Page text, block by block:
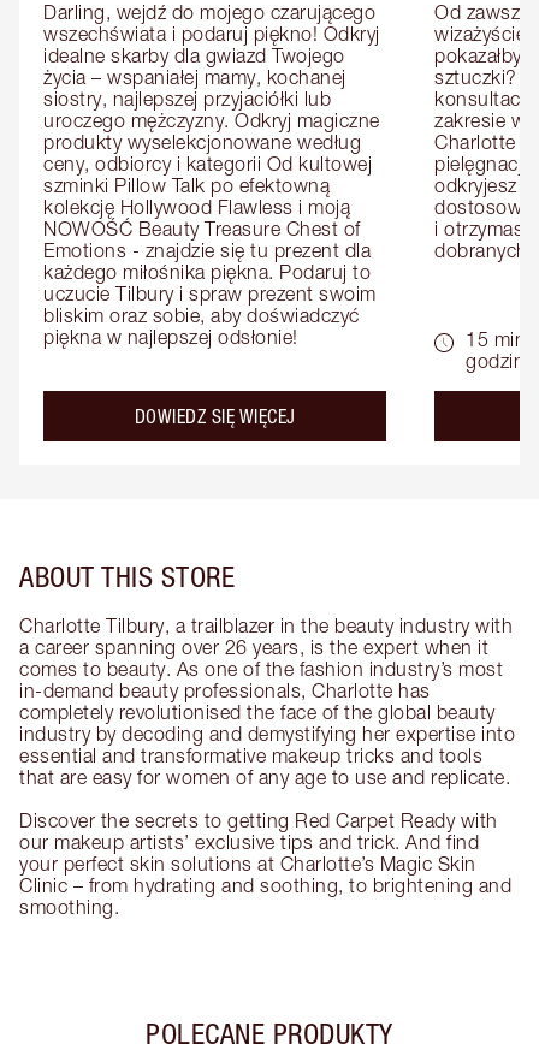
Darling, wejdź do mojego czarującego
wszechświata i podaruj piękno! Odkryj
idealne skarby dla gwiazd Twojego
życia – wspaniałej mamy, kochanej
siostry, najlepszej przyjaciółki lub
uroczego mężczyzny. Odkryj magiczne
produkty wyselekcjonowane według
ceny, odbiorcy i kategorii Od kultowej
szminki Pillow Talk po efektowną
kolekcję Hollywood Flawless i moją
NOWOŚĆ Beauty Treasure Chest of
Emotions - znajdzie się tu prezent dla
każdego miłośnika piękna. Podaruj to
uczucie Tilbury i spraw prezent swoim
bliskim oraz sobie, aby doświadczyć
piękna w najlepszej odsłonie!
DOWIEDZ SIĘ WIĘCEJ
Od zawsze
wizażyście
pokazałby
sztuczki?
zakresie
Charlotte
pielęgnacji
odkryjesz
i otrzymasz
dobranych
15
godziny
ABOUT THIS STORE
Charlotte Tilbury, a trailblazer in the beauty industry with
a career spanning over 26 years, is the expert when it
comes to beauty. As one of the fashion industry’s most
in-demand beauty professionals, Charlotte has
completely revolutionised the face of the global beauty
industry by decoding and demystifying her expertise into
essential and transformative makeup tricks and tools
that are easy for women of any age to use and replicate.
Discover the secrets to getting Red Carpet Ready with
our makeup artists’ exclusive tips and trick. And find
your perfect skin solutions at Charlotte’s Magic Skin
Clinic – from hydrating and soothing, to brightening and
smoothing.
POLECANE PRODUKTY